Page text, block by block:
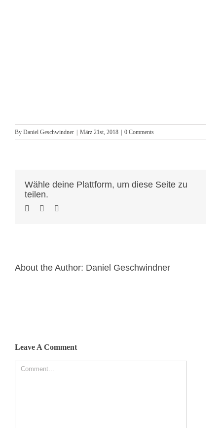
By Daniel Geschwindner März 21st, 2018 0 Comments
Wähle deine Plattform, um diese Seite zu
teilen.
About the Author: Daniel Geschwindner
Leave A Comment